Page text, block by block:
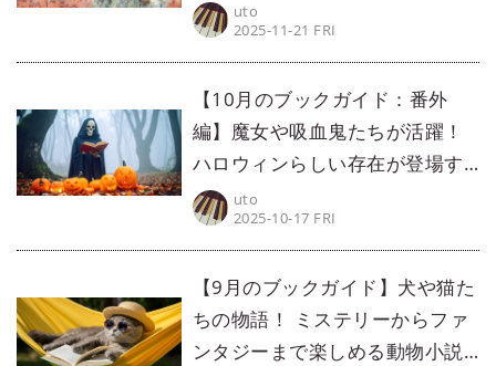
uto
2025-11-21 FRI
【10月のブックガイド：番外
編】魔女や吸血鬼たちが活躍！
ハロウィンらしい存在が登場す
る小説5選
uto
2025-10-17 FRI
【9月のブックガイド】犬や猫た
ちの物語！ ミステリーからファ
ンタジーまで楽しめる動物小説5